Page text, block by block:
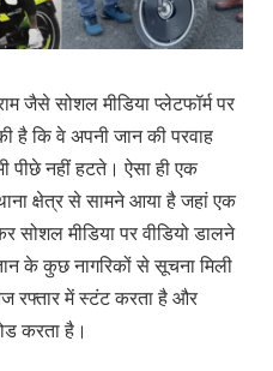
जैसे सोशल मीडिया प्लेटफॉर्म पर
है कि वे अपनी जान की परवाह
पीछे नहीं हटते। ऐसा ही एक
थाना क्षेत्र से सामने आया है जहां एक
मीडिया पर वीडियो डालने
के कुछ नागरिकों से सूचना मिली
रफ्तार में स्टंट करता है और
करता है।